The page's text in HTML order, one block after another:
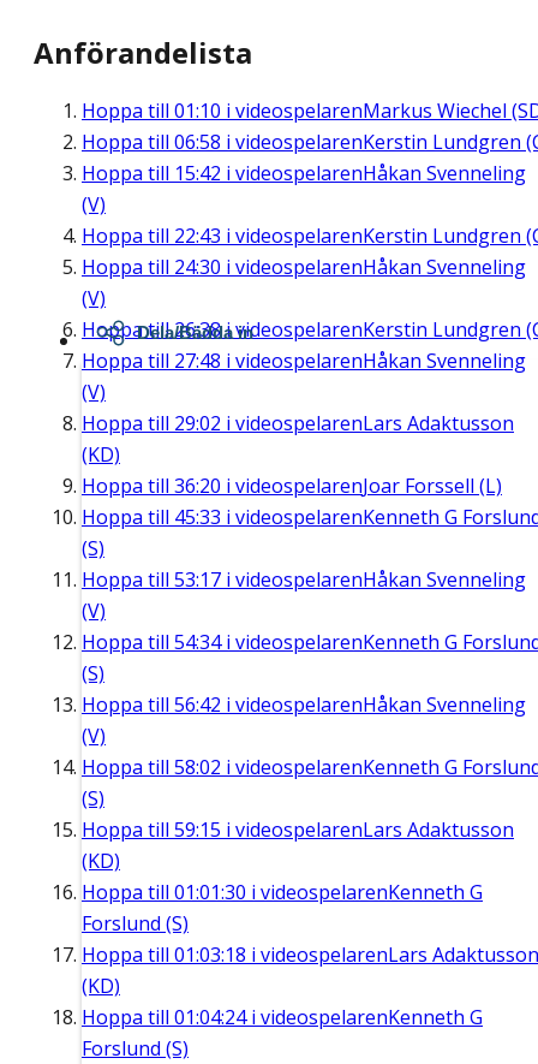
Anförandelista
Hoppa till 01:10 i videospelarenMarkus Wiechel
Hoppa till 06:58 i videospelarenKerstin Lundgren
Hoppa till 15:42 i videospelarenHåkan Svenneling
(V)
Hoppa till 22:43 i videospelarenKerstin Lundgren
Hoppa till 24:30 i videospelarenHåkan Svenneling
(V)
Hoppa till26:38i videospelarenKerstin Lundgren
Hoppa till 27:48 i videospelarenHåkan Svenneling
(V)
Hoppa till 29:02 i videospelarenLars Adaktusson
(KD)
Hoppa till 36:20 i videospelarenJoar Forssell (L)
Hoppa till 45:33 i videospelarenKenneth G
(S)
Hoppa till 53:17 i videospelarenHåkan Svenneling
(V)
Hoppa till 54:34i videospelarenKenneth G
(S)
Hoppa till 56:42 i videospelarenHåkan Svenneling
(V)
Hoppa till 58:02 i videospelarenKenneth G
(S)
Hoppa till 59:15 i videospelarenLars Adaktusson
(KD)
Hoppa till 01:01:30 i videospelarenKenneth G
Forslund (S)
Hoppa till 01:03:18 i videospelarenLars Adaktusson
(KD)
Hoppa till 01:04:24i videospelarenKenneth G
Forslund (S)
Dela/Bädda in